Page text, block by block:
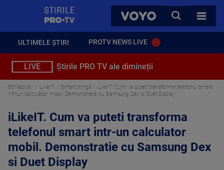
VOYO
CAUTA
TOATE
ULTIMELE ȘTIRI PROTV NEWS LIVE
LIVE Știrile PRO TV ale dimineții
Stirileprotv iLikeIT Smart things
iLikeIT. Cum va puteti transforma telefonul smart
intr-un calculator mobil. Demonstratie cu Samsung Dex si Duet Display
iLikeIT. Cum va puteti transforma
telefonul smart intr-un calculator
mobil. Demonstratie cu Samsung Dex
si Duet Display